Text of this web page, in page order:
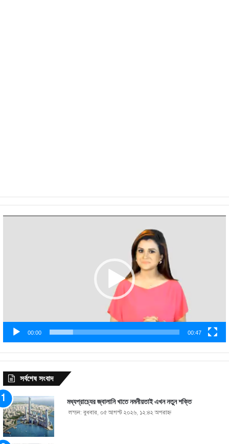
00:00 00:47
সর্বশেষ সংবাদ
মধ্যপ্রাচ্যের জ্বালানি খাতে নমনীয়তাই এখন নতুন শক্তি
লন্ডন: বুধবার, ০৫ আগস্ট ২০২৬, ১২:৪২ অপরাহ্ণ